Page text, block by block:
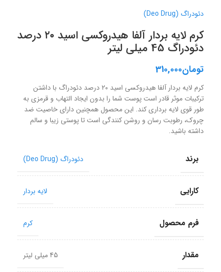
دئودراگ (Deo Drug)
کرم لایه بردار آلفا هیدروکسی اسید ۲۰ درصد
دئودراگ 45 میلی لیتر
تومان310,000
کرم لایه بردار آلفا هیدروکسی اسید ۲۰ درصد دئودراگ با داشتن
ترکیبات موثر قادر است پوست شما را بدون ایجاد التهاب و قرمزی به
طور قوی لایه برداری کند. این محصول همچنین دارای خاصیت ضد
چروک، رطوبت رسان و روشن کنندگی است تا پوستی زیبا و سالم
داشته باشید.
برند دئودراگ (Deo Drug)
کارایی لایه بردار
فرم محصول کرم
مقدار 45 میلی لیتر